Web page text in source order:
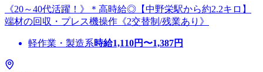
《20～40代活躍！》＊高時給◎【中野栄駅から約2.2キロ】
端材の回収・プレス機操作《2交替制/残業あり》
軽作業・製造系時給1,110円〜1,387円